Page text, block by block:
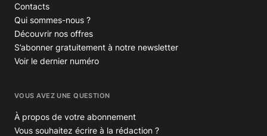
Contacts
Qui sommes-nous ?
Découvrir nos offres
S’abonner gratuitement à notre newsletter
Voir le dernier numéro
VOUS AVEZ UNE QUESTION
À propos de votre abonnement
Vous souhaitez écrire à la rédaction ?